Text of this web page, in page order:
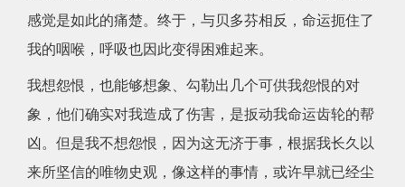
感觉是如此的痛楚。终于，与贝多芬相反，命运扼住了
我的咽喉，呼吸也因此变得困难起来。
我想怨恨，也能够想象、勾勒出几个可供我怨恨的对
象，他们确实对我造成了伤害，是扳动我命运齿轮的帮
凶。但是我不想怨恨，因为这无济于事，根据我长久以
来所坚信的唯物史观，像这样的事情，或许早就已经尘